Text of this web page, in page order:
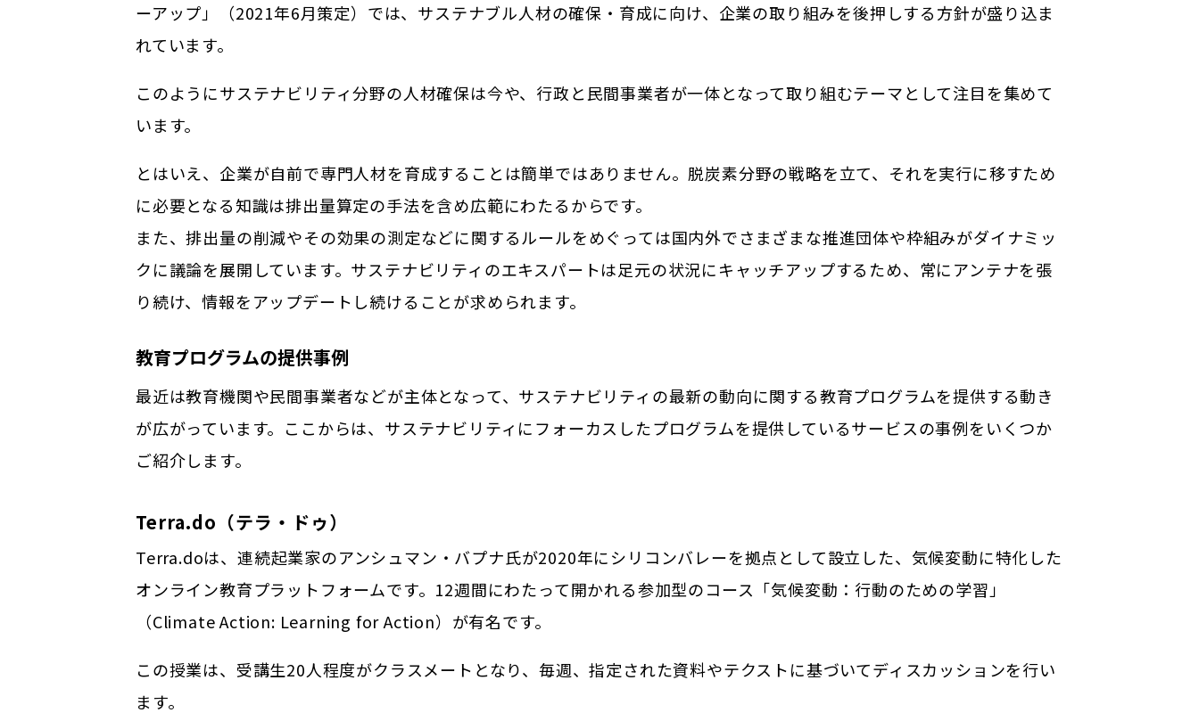
ーアップ」（2021年6月策定）では、サステナブル人材の確保・育成に向け、企業の取り組みを後押しする方針が盛り込ま
れています。
このようにサステナビリティ分野の人材確保は今や、行政と民間事業者が一体となって取り組むテーマとして注目を集めて
います。
とはいえ、企業が自前で専門人材を育成することは簡単ではありません。脱炭素分野の戦略を立て、それを実行に移すため
に必要となる知識は排出量算定の手法を含め広範にわたるからです。
また、排出量の削減やその効果の測定などに関するルールをめぐっては国内外でさまざまな推進団体や枠組みがダイナミッ
クに議論を展開しています。サステナビリティのエキスパートは足元の状況にキャッチアップするため、常にアンテナを張
り続け、情報をアップデートし続けることが求められます。
教育プログラムの提供事例
最近は教育機関や民間事業者などが主体となって、サステナビリティの最新の動向に関する教育プログラムを提供する動き
が広がっています。ここからは、サステナビリティにフォーカスしたプログラムを提供しているサービスの事例をいくつか
ご紹介します。
Terra.do（テラ・ドゥ）
Terra.doは、連続起業家のアンシュマン・バプナ氏が2020年にシリコンバレーを拠点として設立した、気候変動に特化した
オンライン教育プラットフォームです。12週間にわたって開かれる参加型のコース「気候変動：行動のための学習」
（Climate Action: Learning for Action）が有名です。
この授業は、受講生20人程度がクラスメートとなり、毎週、指定された資料やテクストに基づいてディスカッションを行い
ます。